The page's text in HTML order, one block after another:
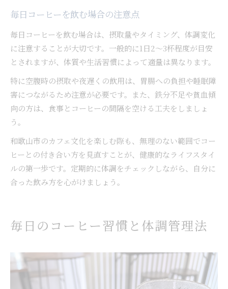
毎日コーヒーを飲む場合の注意点
毎日コーヒーを飲む場合は、摂取量やタイミング、体調変化
に注意することが大切です。一般的に1日2〜3杯程度が目安
とされますが、体質や生活習慣によって適量は異なります。
特に空腹時の摂取や夜遅くの飲用は、胃腸への負担や睡眠障
害につながるため注意が必要です。また、鉄分不足や貧血傾
向の方は、食事とコーヒーの間隔を空ける工夫をしましょ
う。
和歌山市のカフェ文化を楽しむ際も、無理のない範囲でコー
ヒーとの付き合い方を見直すことが、健康的なライフスタイ
ルの第一歩です。定期的に体調をチェックしながら、自分に
合った飲み方を心がけましょう。
毎日のコーヒー習慣と体調管理法